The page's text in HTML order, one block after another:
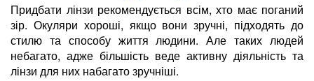
Придбати лінзи рекомендується всім, хто має поганий
зір. Окуляри хороші, якщо вони зручні, підходять до
стилю та способу життя людини. Але таких людей
небагато, адже більшість веде активну діяльність та
лінзи для них набагато зручніші.